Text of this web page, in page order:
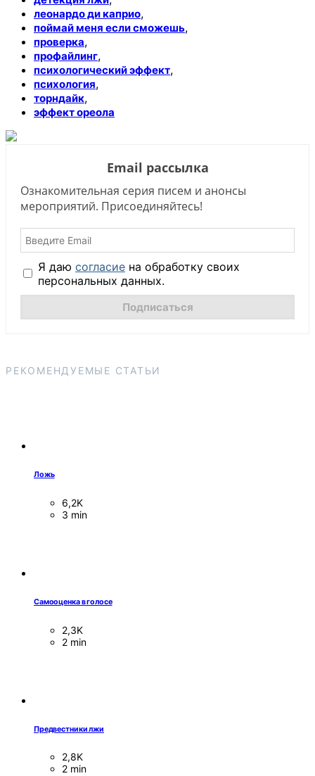
леонардо ди каприо,
поймай меня если сможешь,
проверка,
профайлинг,
психологический эффект,
психология,
торндайк,
эффект ореола
Email рассылка
Ознакомительная серия писем и анонсы
мероприятий. Присоединяйтесь!
Я даю согласие на обработку своих
персональных данных.
РЕКОМЕНДУЕМЫЕ СТАТЬИ
Ложь
6,2K
3 min
Самооценка в голосе
2,3K
2 min
Предвестники лжи
2,8K
2 min